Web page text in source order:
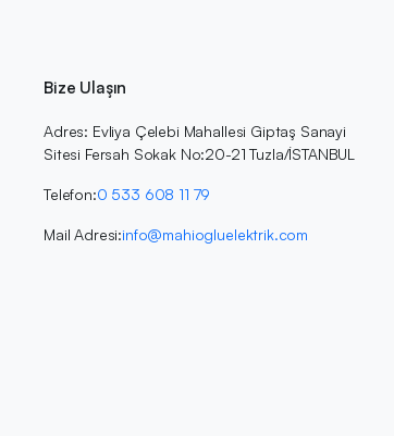
Bize Ulaşın
Adres: Evliya Çelebi Mahallesi Giptaş Sanayi
Sitesi Fersah Sokak No:20-21 Tuzla/İSTANBUL
Telefon:0 533 608 11 79
Mail Adresi:info@mahiogluelektrik.com